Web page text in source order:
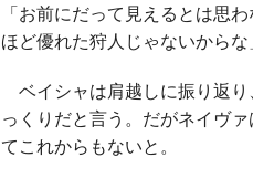
「お前にだって見えるとは思
ほど優れた狩人じゃないからな
ベイシャは肩越しに振り返
っくりだと言う。だがネイヴ
てこれからもないと。